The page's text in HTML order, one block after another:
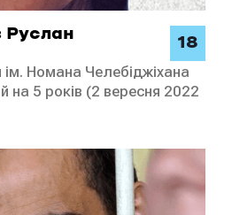
Руслан
18
Номана Челебіджіхана
на 5 років (2 вересня 2022